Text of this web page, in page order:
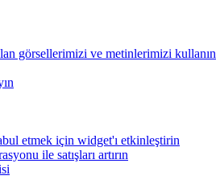
görsellerimizi ve metinlerimizi kullanın
etmek için widget'ı etkinleştirin
ile satışları artırın